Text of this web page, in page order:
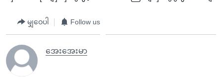
မျှဝေပါ Follow us
အေးအေးမာ